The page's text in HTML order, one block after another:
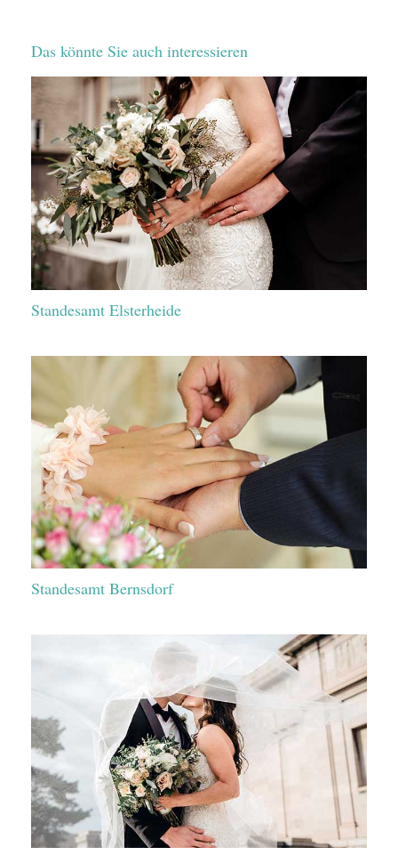
Das könnte Sie auch interessieren
Standesamt Elsterheide
Standesamt Bernsdorf